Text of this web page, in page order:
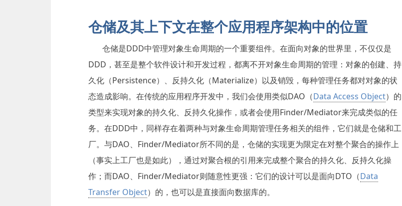
仓储及其上下文在整个应用程序架构中的位置
仓储是DDD中管理对象生命周期的一个重要组件。在面向对象的世界里，不仅仅是
DDD，甚至是整个软件设计和开发过程，都离不开对象生命周期的管理：对象的创建、持
久化（Persistence）、反持久化（Materialize）以及销毁，每种管理任务都对对象的状
态造成影响。在传统的应用程序开发中，我们会使用类似DAO（Data Access Object）的
类型来实现对象的持久化、反持久化操作，或者会使用Finder/Mediator来完成类似的任
务。在DDD中，同样存在着两种与对象生命周期管理任务相关的组件，它们就是仓储和工
厂。与DAO、Finder/Mediator所不同的是，仓储的实现更为限定在对整个聚合的操作上
（事实上工厂也是如此），通过对聚合根的引用来完成整个聚合的持久化、反持久化操
作；而DAO、Finder/Mediator则随意性更强：它们的设计可以是面向DTO（Data
Transfer Object）的，也可以是直接面向数据库的。